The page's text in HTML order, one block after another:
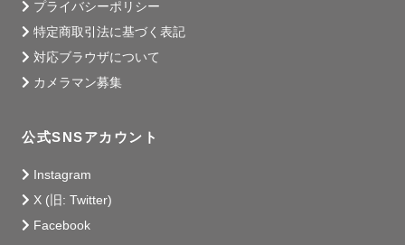
プライバシーポリシー
特定商取引法に基づく表記
対応ブラウザについて
カメラマン募集
公式SNSアカウント
Instagram
X (旧: Twitter)
Facebook